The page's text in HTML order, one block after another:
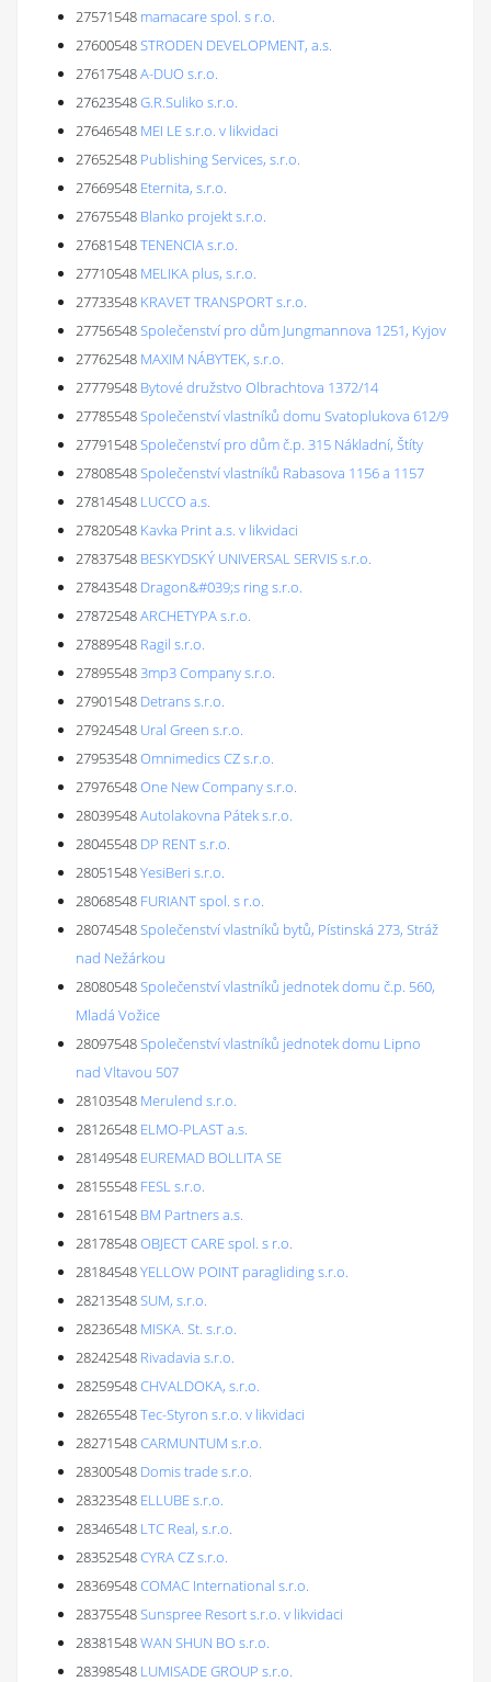
27571548 mamacare spol. s r.o.
27600548STRODEN DEVELOPMENT, a.s.
27617548A-DUO s.r.o.
27623548G.R.Suliko s.r.o.
27646548 MEI LE s.r.o. v likvidaci
27652548 Publishing Services, s.r.o.
27669548 Eternita, s.r.o.
27675548 Blanko projekt s.r.o.
27681548TENENCIA s.r.o.
27710548 MELIKA plus, s.r.o.
27733548 KRAVET TRANSPORT s.r.o.
27756548Společenství pro dům Jungmannova 1251, Kyjov
27762548 MAXIM NÁBYTEK, s.r.o.
27779548 Bytové družstvo Olbrachtova 1372/14
27785548Společenství vlastníků domu Svatoplukova 612/9
27791548Společenství pro dům č.p. 315 Nákladní, Štíty
27808548Společenství vlastníků Rabasova 1156 a 1157
27814548 LUCCO a.s.
27820548 Kavka Print a.s. v likvidaci
27837548 BESKYDSKÝ UNIVERSAL SERVIS s.r.o.
27843548 Dragon&#039;s ring s.r.o.
27872548ARCHETYPA s.r.o.
27889548 Ragil s.r.o.
278955483mp3 Company s.r.o.
27901548 Detrans s.r.o.
27924548 Ural Green s.r.o.
27953548Omnimedics CZ s.r.o.
27976548One New Company s.r.o.
28039548Autolakovna Pátek s.r.o.
28045548 DP RENT s.r.o.
28051548YesiBeri s.r.o.
28068548 FURIANT spol. s r.o.
28074548Společenství vlastníků bytů, Pístinská 273, Stráž
nad Nežárkou
28080548Společenství vlastníků jednotek domu č.p. 560,
Mladá Vožice
28097548Společenství vlastníků jednotek domu Lipno
nad Vltavou 507
28103548 Merulend s.r.o.
28126548 ELMO-PLAST a.s.
28149548 EUREMAD BOLLITA SE
28155548 FESL s.r.o.
28161548 BM Partners a.s.
28178548OBJECT CARE spol. s r.o.
28184548YELLOW POINT paragliding s.r.o.
28213548SUM, s.r.o.
28236548 MISKA. St. s.r.o.
28242548 Rivadavia s.r.o.
28259548CHVALDOKA, s.r.o.
28265548Tec-Styron s.r.o. v likvidaci
28271548CARMUNTUM s.r.o.
28300548 Domis trade s.r.o.
28323548 ELLUBE s.r.o.
28346548 LTC Real, s.r.o.
28352548CYRA CZ s.r.o.
28369548COMAC International s.r.o.
28375548Sunspree Resort s.r.o. v likvidaci
28381548WAN SHUN BO s.r.o.
28398548 LUMISADE GROUP s.r.o.